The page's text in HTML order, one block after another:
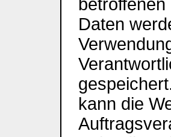
Daten
kann die